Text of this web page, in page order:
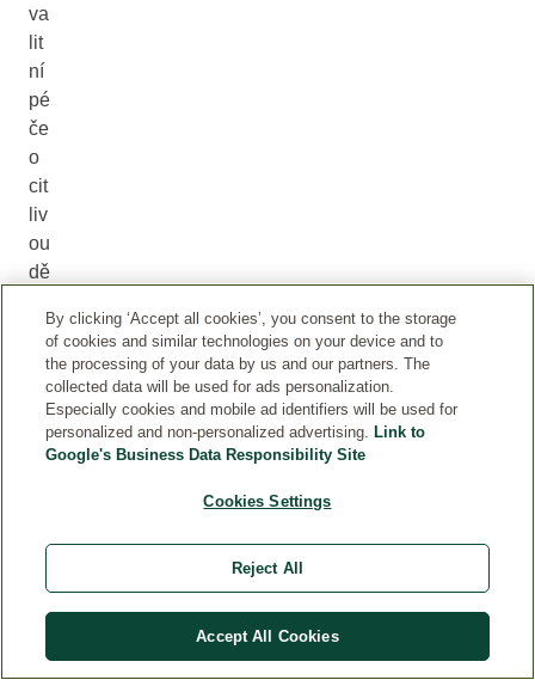
va
lit
ní
pé
če
o
cit
liv
ou
dě
ko
po
ko
žk
po
By clicking ‘Accept all cookies’, you consent to the storage
of cookies and similar technologies on your device and to
the processing of your data by us and our partners. The
collected data will be used for ads personalization.
Especially cookies and mobile ad identifiers will be used for
personalized and non-personalized advertising. Link to
Google's Business Data Responsibility Site
Cookies Settings
Reject All
Accept All Cookies